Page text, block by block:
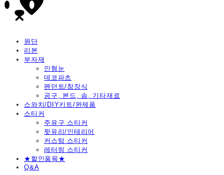
원단
리본
부자재
인형눈
데코파츠
펜던트/참장식
공구, 본드, 솜, 기타재료
스와치/DIY키트/완제품
스티커
주유구 스티커
뒷유리/인테리어
커스텀 스티커
레터링 스티커
★할인품목★
Q&A